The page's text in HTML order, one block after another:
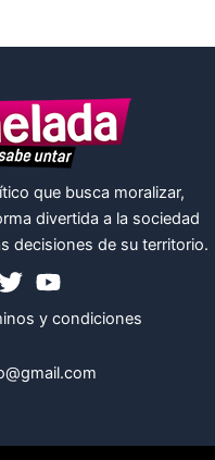
que busca moralizar,
divertida a la sociedad
decisiones de su territorio.
y condiciones